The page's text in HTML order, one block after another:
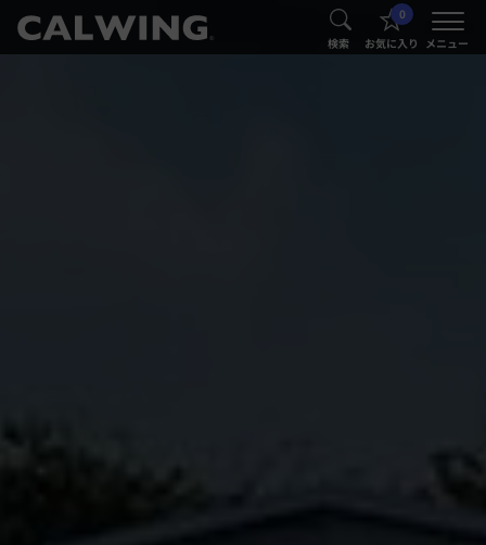
® 検索
0
お気に入り メニュー
®